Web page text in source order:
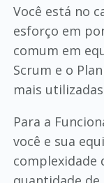
Você está no
esforço em
comum em
Scrum e o
mais
Para a
você e sua
complexidade